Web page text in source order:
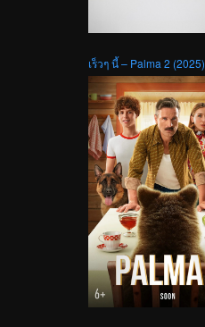
เร็วๆ นี้ – Palma 2 (2025)